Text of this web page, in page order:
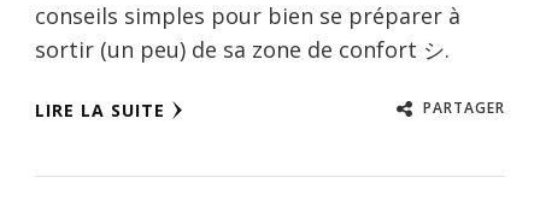
conseils simples pour bien se préparer à
sortir (un peu) de sa zone de confort シ.
LIRE LA SUITE PARTAGER